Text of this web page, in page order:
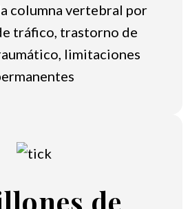
columna vertebral por
tráfico, trastorno de
limitaciones
de